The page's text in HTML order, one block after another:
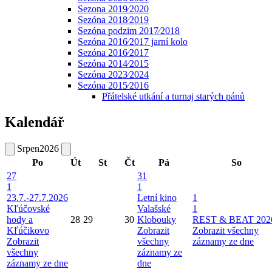
Sezona 2019⁄2020
Sezóna 2018⁄2019
Sezóna podzim 2017⁄2018
Sezóna 2016⁄2017 jarní kolo
Sezóna 2016⁄2017
Sezóna 2014⁄2015
Sezóna 2023⁄2024
Sezóna 2015⁄2016
Přátelské utkání a turnaj starých pánů
Kalendář
Srpen2026
Po
Út St Čt Pá
So
27
1
23.7.-27.7.2026
Kľúčovské
hody a
Kľúčikovo
Zobrazit
všechny
záznamy ze dne
28 29 30
31
1
Letní kino
Valašské
Klobouky
Zobrazit
všechny
záznamy ze
dne
1
1
REST & BEAT
Zobrazit všechny
záznamy ze dne